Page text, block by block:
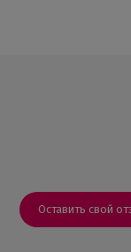
Оставить свой